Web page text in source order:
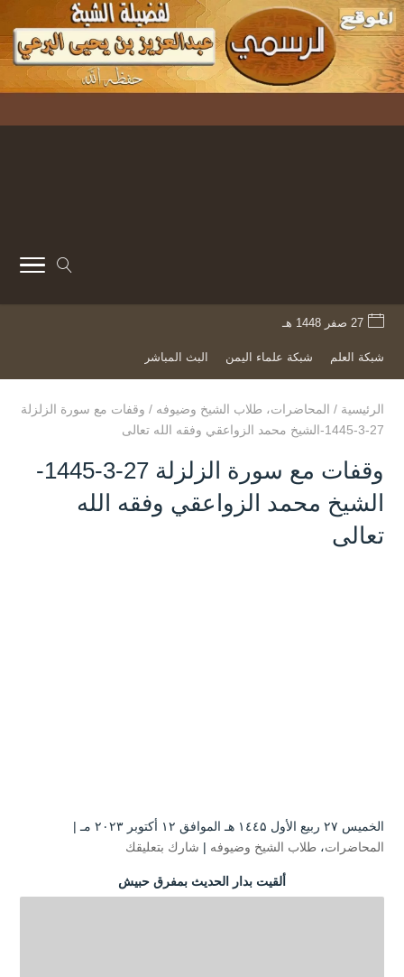
27 صفر 1448 هـ
شبكة العلم شبكة علماء اليمن البث المباشر
الرئيسية / المحاضرات، طلاب الشيخ وضيوفه / وقفات مع سورة الزلزلة
27-3-1445-الشيخ محمد الزواعقي وفقه الله تعالى
وقفات مع سورة الزلزلة 27-3-1445-
الشيخ محمد الزواعقي وفقه الله
تعالى
الخميس ۲۷ ربيع الأول ۱٤٤۵ هـ الموافق ۱۲ أكتوبر ۲۰۲۳ مـ |
المحاضرات، طلاب الشيخ وضيوفه | شارك بتعليقك
ألقيت بدار الحديث بمفرق حبيش